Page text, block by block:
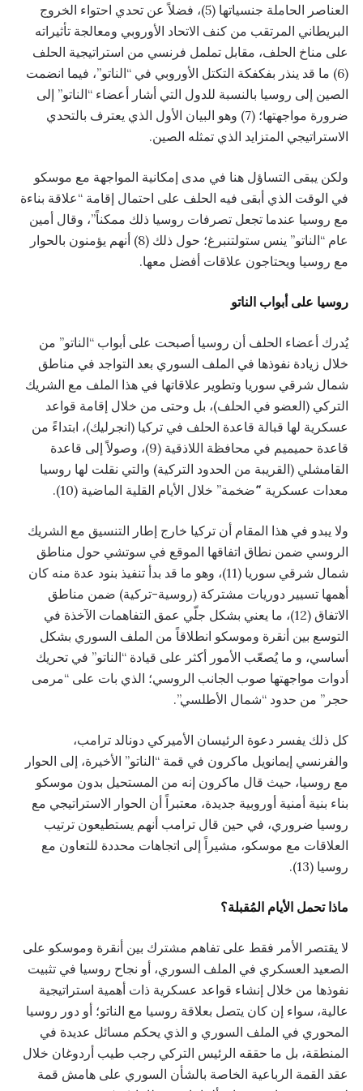
العناصر الحاملة جنسياتها (5)، فضلاً عن تحدي احتواء الخروج
البريطاني المرتقب من كنف الاتحاد الأوروبي ومعالجة تأثيراته
على مناخ الحلف، مقابل تململ فرنسي من استراتيجية الحلف
(6) ما قد ينذر بفكفكة التكتل الأوروبي في “الناتو”، فيما انضمت
الصين إلى روسيا بالنسبة للدول التي أشار أعضاء “الناتو” إلى
ضرورة مواجهتها؛ (7) وهو البيان الأول الذي يعترف بالتحدي
الاستراتيجي المتزايد الذي تمثله الصين.
ولكن يبقى التساؤل هنا في مدى إمكانية المواجهة مع موسكو
في الوقت الذي أبقى فيه الحلف على احتمال إقامة “علاقة بناءة
مع روسيا عندما تجعل تصرفات روسيا ذلك ممكناً”، وقال أمين
عام “الناتو” ينس ستولتنبرغ؛ حول ذلك (8) أنهم يؤمنون بالحوار
مع روسيا ويحتاجون علاقات أفضل معها.
روسيا على أبواب الناتو
يُدرك أعضاء الحلف أن روسيا أصبحت على أبواب “الناتو” من
خلال زيادة نفوذها في الملف السوري بعد التواجد في مناطق
شمال شرقي سوريا وتطوير علاقاتها في هذا الملف مع الشريك
التركي (العضو في الحلف)، بل وحتى من خلال إقامة قواعد
عسكرية لها قبالة قاعدة الحلف في تركيا (انجرليك)، ابتداءً من
قاعدة حميميم في محافظة اللاذقية (9)، وصولاً إلى قاعدة
القامشلي (القريبة من الحدود التركية) والتي نقلت لها روسيا
معدات عسكرية “َضخمة” خلال الأيام القلية الماضية (10).
ولا يبدو في هذا المقام أن تركيا خارج إطار التنسيق مع الشريك
الروسي ضمن نطاق اتفاقها الموقع في سوتشي حول مناطق
شمال شرقي سوريا (11)، وهو ما قد بدأ تنفيذ بنود عدة منه كان
أهمها تسيير دوريات مشتركة (روسية-تركية) ضمن مناطق
الاتفاق (12)، ما يعني بشكل جلّي عمق التفاهمات الآخذة في
التوسع بين أنقرة وموسكو انطلاقاً من الملف السوري بشكل
أساسي، و ما يُصعّب الأمور أكثر على قيادة “الناتو” في تحريك
أدوات مواجهتها صوب الجانب الروسي؛ الذي بات على “مرمى
حجر” من حدود “شمال الأطلسي”.
كل ذلك يفسر دعوة الرئيسان الأميركي دونالد ترامب،
والفرنسي إيمانويل ماكرون في قمة “الناتو” الأخيرة، إلى الحوار
مع روسيا، حيث قال ماكرون إنه من المستحيل بدون موسكو
بناء بنية أمنية أوروبية جديدة، معتبراً أن الحوار الاستراتيجي مع
روسيا ضروري، في حين قال ترامب أنهم يستطيعون ترتيب
العلاقات مع موسكو، مشيراً إلى اتجاهات محددة للتعاون مع
روسيا (13).
ماذا تحمل الأيام المُقبلة؟
لا يقتصر الأمر فقط على تفاهم مشترك بين أنقرة وموسكو على
الصعيد العسكري في الملف السوري، أو نجاح روسيا في تثبيت
نفوذها من خلال إنشاء قواعد عسكرية ذات أهمية استراتيجية
عالية، سواء إن كان يتصل بعلاقة روسيا مع الناتو؛ أو دور روسيا
المحوري في الملف السوري و الذي يحكم مسائل عديدة في
المنطقة، بل ما حققه الرئيس التركي رجب طيب أردوغان خلال
عقد القمة الرباعية الخاصة بالشأن السوري على هامش قمة